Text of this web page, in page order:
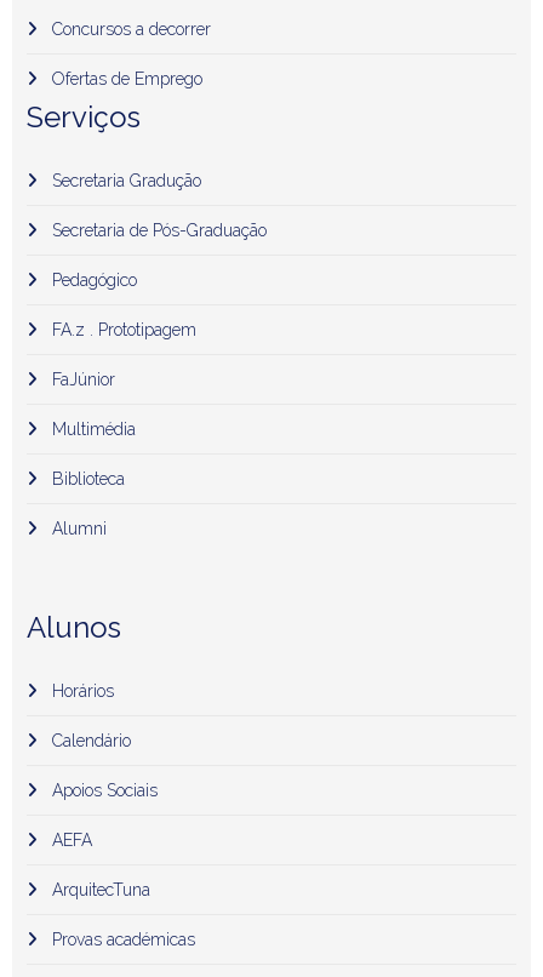
Concursos a decorrer
Ofertas de Emprego
Serviços
Secretaria Gradução
Secretaria de Pós-Graduação
Pedagógico
FA.z . Prototipagem
FaJúnior
Multimédia
Biblioteca
Alumni
Alunos
Horários
Calendário
Apoios Sociais
AEFA
ArquitecTuna
Provas académicas